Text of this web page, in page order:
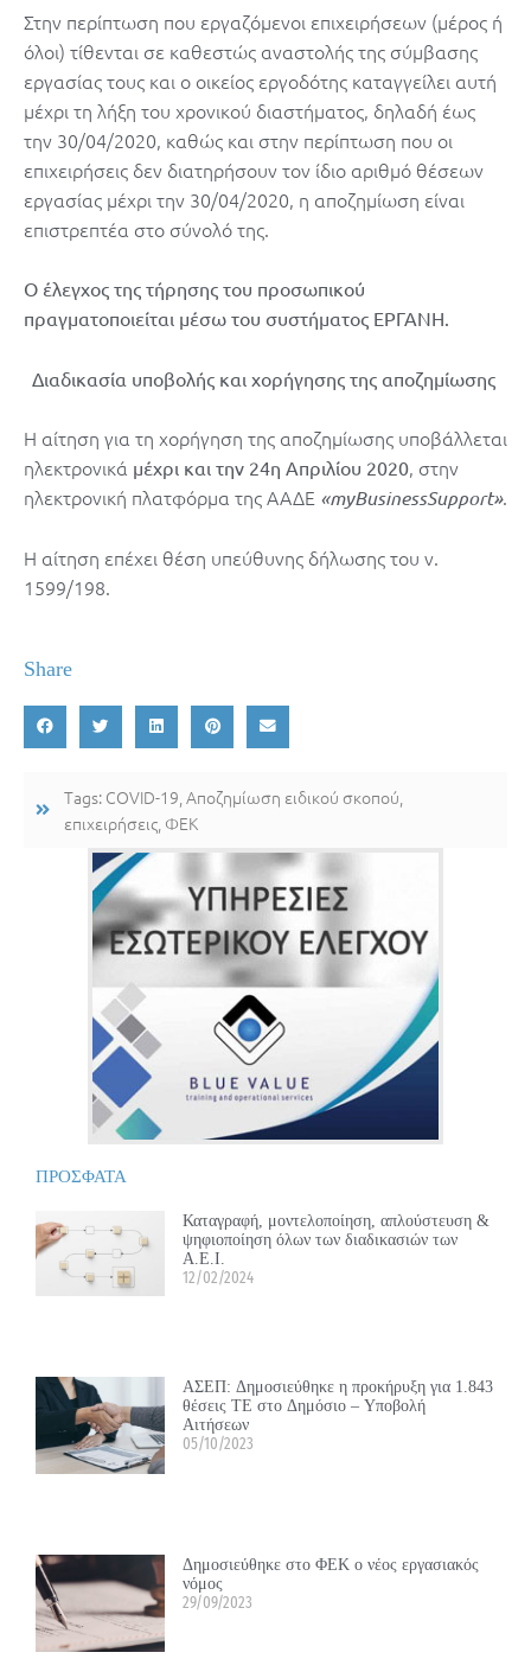
Στην περίπτωση που εργαζόμενοι επιχειρήσεων (μέρος ή
όλοι) τίθενται σε καθεστώς αναστολής της σύμβασης
εργασίας τους και ο οικείος εργοδότης καταγγείλει αυτή
μέχρι τη λήξη του χρονικού διαστήματος, δηλαδή έως
την 30/04/2020, καθώς και στην περίπτωση που οι
επιχειρήσεις δεν διατηρήσουν τον ίδιο αριθμό θέσεων
εργασίας μέχρι την 30/04/2020, η αποζημίωση είναι
επιστρεπτέα στο σύνολό της.
Ο έλεγχος της τήρησης του προσωπικού
πραγματοποιείται μέσω του συστήματος ΕΡΓΑΝΗ.
Διαδικασία υποβολής και χορήγησης της αποζημίωσης
Η αίτηση για τη χορήγηση της αποζημίωσης υποβάλλεται
ηλεκτρονικά μέχρι και την 24η Απριλίου 2020, στην
ηλεκτρονική πλατφόρμα της ΑΑΔΕ «myBusinessSupport».
Η αίτηση επέχει θέση υπεύθυνης δήλωσης του ν.
1599/198.
Share
Tags: COVID-19 Αποζημίωση ειδικού σκοπού
επιχειρήσεις ΦΕΚ
ΠΡΟΣΦΑΤΑ
Καταγραφή, μοντελοποίηση, απλούστευση &
ψηφιοποίηση όλων των διαδικασιών των
Α.Ε.Ι.
12/02/2024
ΑΣΕΠ: Δημοσιεύθηκε η προκήρυξη για 1.843
θέσεις ΤΕ στο Δημόσιο – Υποβολή
Αιτήσεων
05/10/2023
Δημοσιεύθηκε στο ΦΕΚ ο νέος εργασιακός
νόμος
29/09/2023